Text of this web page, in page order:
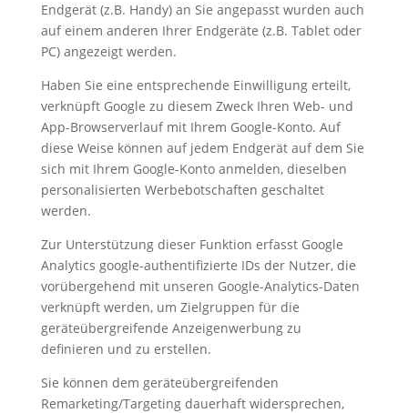
Endgerät (z.B. Handy) an Sie angepasst wurden auch
auf einem anderen Ihrer Endgeräte (z.B. Tablet oder
PC) angezeigt werden.
Haben Sie eine entsprechende Einwilligung erteilt,
verknüpft Google zu diesem Zweck Ihren Web- und
App-Browserverlauf mit Ihrem Google-Konto. Auf
diese Weise können auf jedem Endgerät auf dem Sie
sich mit Ihrem Google-Konto anmelden, dieselben
personalisierten Werbebotschaften geschaltet
werden.
Zur Unterstützung dieser Funktion erfasst Google
Analytics google-authentifizierte IDs der Nutzer, die
vorübergehend mit unseren Google-Analytics-Daten
verknüpft werden, um Zielgruppen für die
geräteübergreifende Anzeigenwerbung zu
definieren und zu erstellen.
Sie können dem geräteübergreifenden
Remarketing/Targeting dauerhaft widersprechen,